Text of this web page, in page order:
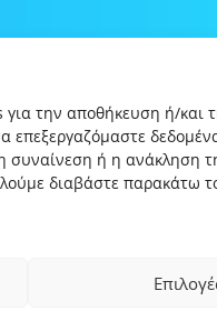
για την αποθήκευση ή/και
επεξεργαζόμαστε
συναίνεση ή η ανάκληση
διαβάστε παρακάτω